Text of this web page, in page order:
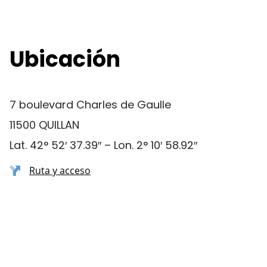
Ubicación
7 boulevard Charles de Gaulle
11500 QUILLAN
Lat. 42° 52′ 37.39″ – Lon. 2° 10′ 58.92″
Ruta y acceso